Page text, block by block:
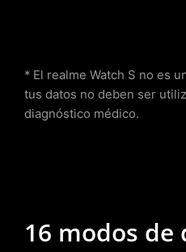
* El realme Watch S no es
tus datos no deben ser
diagnóstico médico.
16 modos de